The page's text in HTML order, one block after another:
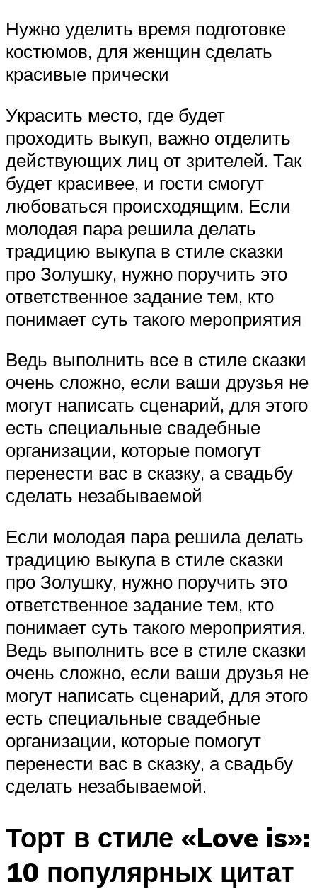
Нужно уделить время подготовке
костюмов, для женщин сделать
красивые прически
Украсить место, где будет
проходить выкуп, важно отделить
действующих лиц от зрителей. Так
будет красивее, и гости смогут
любоваться происходящим. Если
молодая пара решила делать
традицию выкупа в стиле сказки
про Золушку, нужно поручить это
ответственное задание тем, кто
понимает суть такого мероприятия
Ведь выполнить все в стиле сказки
очень сложно, если ваши друзья не
могут написать сценарий, для этого
есть специальные свадебные
организации, которые помогут
перенести вас в сказку, а свадьбу
сделать незабываемой
Если молодая пара решила делать
традицию выкупа в стиле сказки
про Золушку, нужно поручить это
ответственное задание тем, кто
понимает суть такого мероприятия.
Ведь выполнить все в стиле сказки
очень сложно, если ваши друзья не
могут написать сценарий, для этого
есть специальные свадебные
организации, которые помогут
перенести вас в сказку, а свадьбу
сделать незабываемой.
Торт в стиле «Love is»:
10 популярных цитат